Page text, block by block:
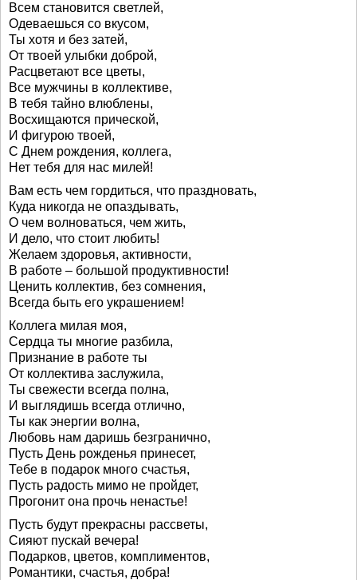
Всем становится светлей,
Одеваешься со вкусом,
Ты хотя и без затей,
От твоей улыбки доброй,
Расцветают все цветы,
Все мужчины в коллективе,
В тебя тайно влюблены,
Восхищаются прической,
И фигурою твоей,
С Днем рождения, коллега,
Нет тебя для нас милей!
Вам есть чем гордиться, что праздновать,
Куда никогда не опаздывать,
О чем волноваться, чем жить,
И дело, что стоит любить!
Желаем здоровья, активности,
В работе – большой продуктивности!
Ценить коллектив, без сомнения,
Всегда быть его украшением!
Коллега милая моя,
Сердца ты многие разбила,
Признание в работе ты
От коллектива заслужила,
Ты свежести всегда полна,
И выглядишь всегда отлично,
Ты как энергии волна,
Любовь нам даришь безгранично,
Пусть День рожденья принесет,
Тебе в подарок много счастья,
Пусть радость мимо не пройдет,
Прогонит она прочь ненастье!
Пусть будут прекрасны рассветы,
Сияют пускай вечера!
Подарков, цветов, комплиментов,
Романтики, счастья, добра!